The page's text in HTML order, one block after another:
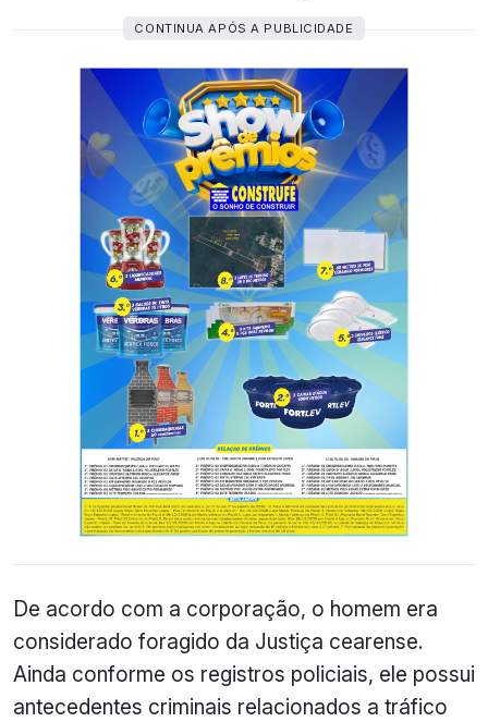
CONTINUA APÓS A PUBLICIDADE
De acordo com a corporação, o homem era
considerado foragido da Justiça cearense.
Ainda conforme os registros policiais, ele possui
antecedentes criminais relacionados a tráfico